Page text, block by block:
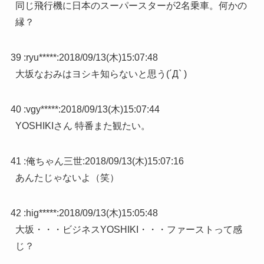
同じ飛行機に日本のスーパースターが2名乗車。何かの
縁？
39 :ryu*****:2018/09/13(木)15:07:48
大坂なおみはヨシキ知らないと思う(´Д` )
40 :vgy*****:2018/09/13(木)15:07:44
YOSHIKIさん 特番また観たい。
41 :俺ちゃん三世:2018/09/13(木)15:07:16
あんたじゃないよ（笑）
42 :hig*****:2018/09/13(木)15:05:48
大坂・・・ビジネスYOSHIKI・・・ファーストって感
じ？